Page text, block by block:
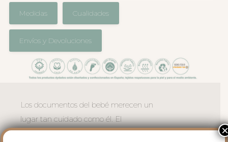
Medidas Cualidades
Envíos y Devoluciones
Los documentos del bebé merecen un
lugar tan cuidado como él. El
portadocumentos Piqué Valencia Gris los
×